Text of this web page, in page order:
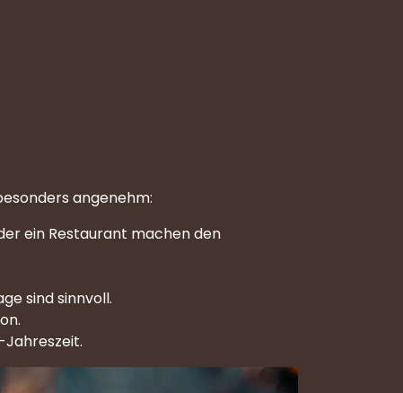
angenehm:
ein Restaurant machen den
sind sinnvoll.
Jahreszeit.